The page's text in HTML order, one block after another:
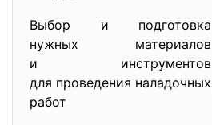
Выбор и подготовка
нужных материалов
и инструментов
для проведения наладочных
работ